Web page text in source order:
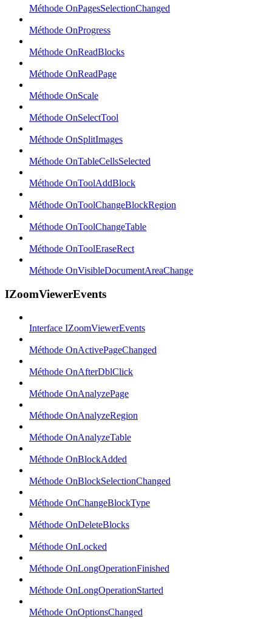
Méthode OnPagesSelectionChanged
Méthode OnProgress
Méthode OnReadBlocks
Méthode OnReadPage
Méthode OnScale
Méthode OnSelectTool
Méthode OnSplitImages
Méthode OnTableCellsSelected
Méthode OnToolAddBlock
Méthode OnToolChangeBlockRegion
Méthode OnToolChangeTable
Méthode OnToolEraseRect
Méthode OnVisibleDocumentAreaChange
IZoomViewerEvents
Interface IZoomViewerEvents
Méthode OnActivePageChanged
Méthode OnAfterDblClick
Méthode OnAnalyzePage
Méthode OnAnalyzeRegion
Méthode OnAnalyzeTable
Méthode OnBlockAdded
Méthode OnBlockSelectionChanged
Méthode OnChangeBlockType
Méthode OnDeleteBlocks
Méthode OnLocked
Méthode OnLongOperationFinished
Méthode OnLongOperationStarted
Méthode OnOptionsChanged